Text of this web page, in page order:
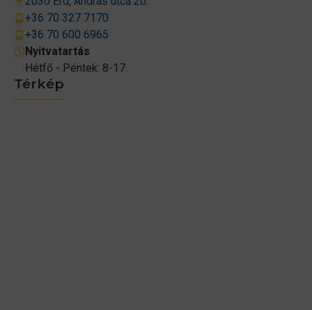
Térkép
+36 70 327 7170
+36 70 600 6965
Nyitvatartás
Hétfő - Péntek: 8-17